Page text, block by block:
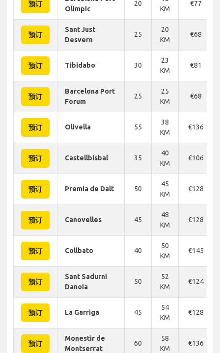
预订
Olimpic
20
KM
€77
预订
Sant Just
Desvern
25
20
KM
€68
预订 Tibidabo 30
23
KM
€81
预订
Barcelona Port
Forum
25
25
KM
€68
预订 Olivella 55
38
KM
€136
预订 Castellbisbal 35
40
KM
€106
预订 Premia de Dalt 50
45
KM
€128
预订 Canovelles 45
48
KM
€128
预订 Collbato 40
50
KM
€145
预订
Sant Sadurni
Danoia
50
52
KM
€124
预订 La Garriga 45
54
KM
€128
预订
Monestir de
Montserrat
60
58
KM
€136